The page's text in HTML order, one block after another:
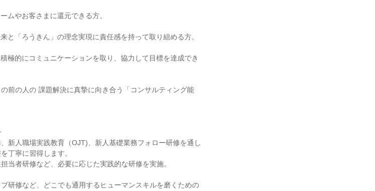
ムやお客さまに還元できる方。
と「ろうきん」の理念実現に責任感を持って取り組める方。
極的にコミュニケーションを取り、協力して目標を達成でき
前の人の 課題解決に真摯に向き合う「コンサルティング能
新人職場実践教育（OJT)、新人基礎業務フォロー研修を通し
丁寧に習得します。
当者研修など、必要に応じた実践的な研修を実施。
研修など、どこでも通用するヒューマンスキルを磨くための